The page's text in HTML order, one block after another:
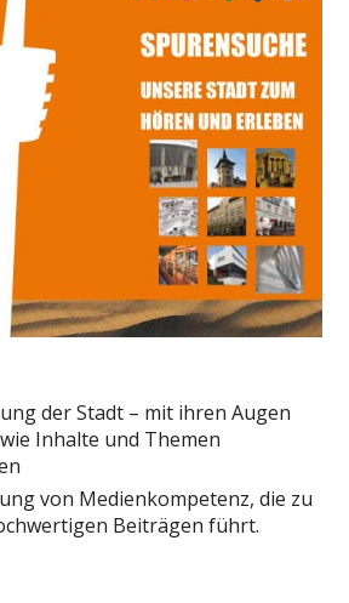
der Stadt – mit ihren Augen
Inhalte und Themen
von Medienkompetenz, die zu
Beiträgen führt.